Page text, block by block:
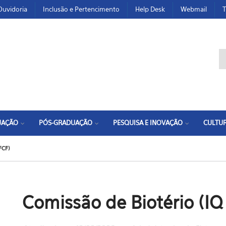
Inclusão e Pertencimento Help Desk Webmail
PÓS-GRADUAÇÃO PESQUISA E INOVAÇÃO
Comissão de Biotério (IQ